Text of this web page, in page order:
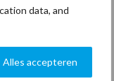
data, and
Alles accepteren